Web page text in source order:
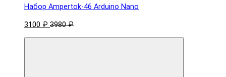
Набор Ampertok-46 Arduino Nano
3100 ₽ 3980 ₽